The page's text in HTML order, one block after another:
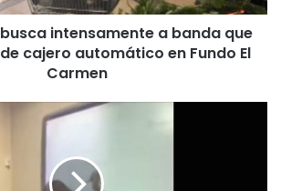
intensamente a banda que
cajero automático en Fundo El
Carmen